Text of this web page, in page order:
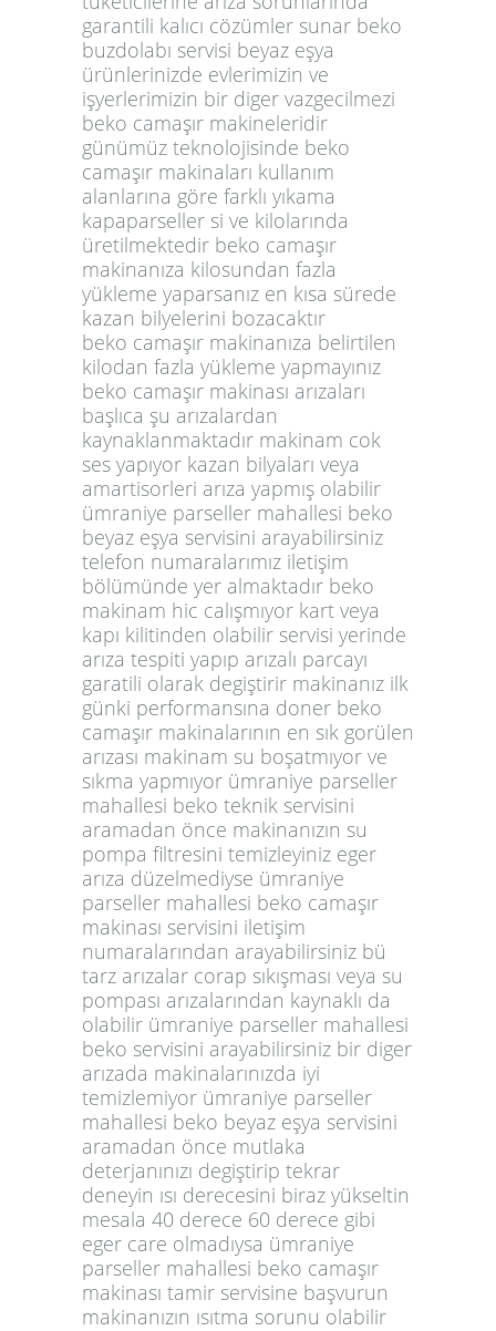
garantili kalıcı cözümler sunar beko
buzdolabı servisi beyaz eşya
ürünlerinizde evlerimizin ve
işyerlerimizin bir diger vazgecilmezi
beko camaşır makineleridir
günümüz teknolojisinde beko
camaşır makinaları kullanım
alanlarına göre farklı yıkama
kapaparseller si ve kilolarında
üretilmektedir beko camaşır
makinanıza kilosundan fazla
yükleme yaparsanız en kısa sürede
kazan bilyelerini bozacaktır
beko camaşır makinanıza belirtilen
kilodan fazla yükleme yapmayınız
beko camaşır makinası arızaları
başlıca şu arızalardan
kaynaklanmaktadır makinam cok
ses yapıyor kazan bilyaları veya
amartisorleri arıza yapmış olabilir
ümraniye parseller mahallesi beko
beyaz eşya servisini arayabilirsiniz
telefon numaralarımız iletişim
bölümünde yer almaktadır beko
makinam hic calışmıyor kart veya
kapı kilitinden olabilir servisi yerinde
arıza tespiti yapıp arızalı parcayı
garatili olarak degiştirir makinanız ilk
günki performansına doner beko
camaşır makinalarının en sık gorülen
arızası makinam su boşatmıyor ve
sıkma yapmıyor ümraniye parseller
mahallesi beko teknik servisini
aramadan önce makinanızın su
pompa filtresini temizleyiniz eger
arıza düzelmediyse ümraniye
parseller mahallesi beko camaşır
makinası servisini iletişim
numaralarından arayabilirsiniz bü
tarz arızalar corap sıkışması veya su
pompası arızalarından kaynaklı da
olabilir ümraniye parseller mahallesi
beko servisini arayabilirsiniz bir diger
arızada makinalarınızda iyi
temizlemiyor ümraniye parseller
mahallesi beko beyaz eşya servisini
aramadan önce mutlaka
deterjanınızı degiştirip tekrar
deneyin ısı derecesini biraz yükseltin
mesala 40 derece 60 derece gibi
eger care olmadıysa ümraniye
parseller mahallesi beko camaşır
makinası tamir servisine başvurun
makinanızın ısıtma sorunu olabilir